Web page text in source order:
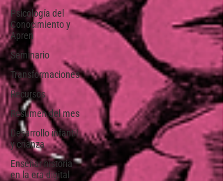
Psicología del
Conocimiento y
Apren
Seminario
Transformaciones
Recursos
Resumen del mes
Desarrollo infantil
y crianza
Enseñar historia
en la era digital